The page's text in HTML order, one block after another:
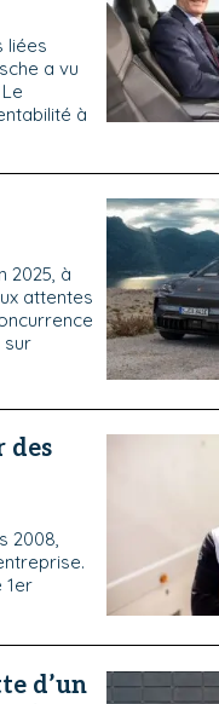
liées
a vu
à
2025, à
attentes
sur
des
2008,
1er
d’un